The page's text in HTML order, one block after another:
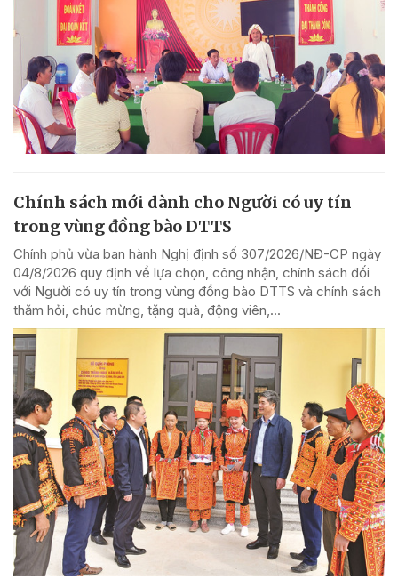
Chính sách mới dành cho Người có uy tín
trong vùng đồng bào DTTS
Chính phủ vừa ban hành Nghị định số 307/2026/NĐ-CP ngày
04/8/2026 quy định về lựa chọn, công nhận, chính sách đối
với Người có uy tín trong vùng đồng bào DTTS và chính sách
thăm hỏi, chúc mừng, tặng quà, động viên,...